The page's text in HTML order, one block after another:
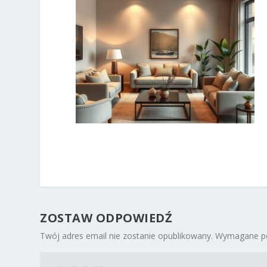
ZOSTAW ODPOWIEDŹ
Twój adres email nie zostanie opublikowany. Wymagane